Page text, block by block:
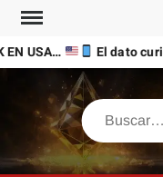
Saltar
contenido
USA… El dato
Buscar